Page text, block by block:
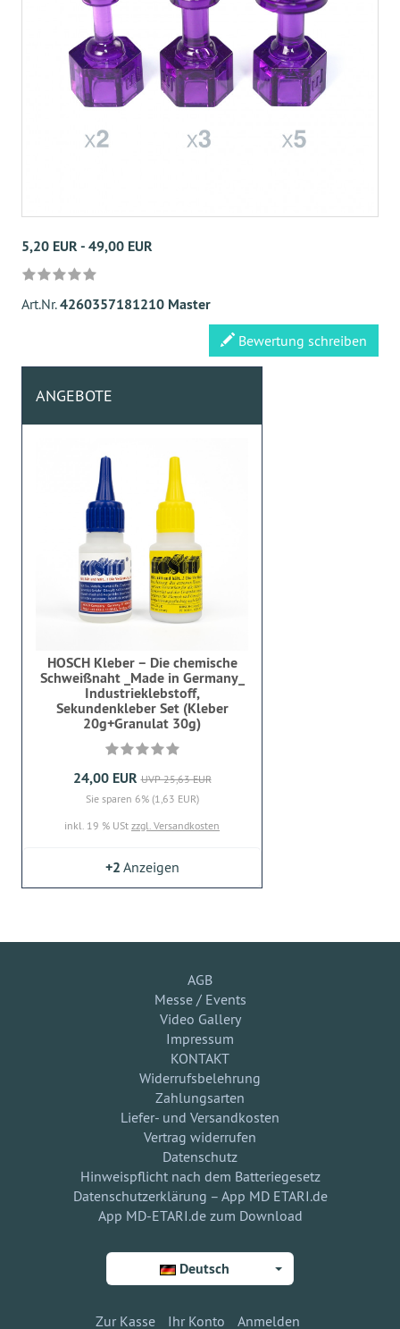
5,20 EUR - 49,00 EUR
Art.Nr.4260357181210 Master
Bewertung schreiben
ANGEBOTE
HOSCH Kleber – Die chemische
Schweißnaht _Made in Germany_
Industrieklebstoff,
Sekundenkleber Set (Kleber
20g+Granulat 30g)
24,00 EUR UVP 25,63 EUR
Sie sparen 6% (1,63 EUR)
inkl. 19 % USt zzgl. Versandkosten
+2 Anzeigen
AGB
Messe / Events
Video Gallery
Impressum
KONTAKT
Widerrufsbelehrung
Zahlungsarten
Liefer- und Versandkosten
Vertrag widerrufen
Datenschutz
Hinweispflicht nach dem Batteriegesetz
Datenschutzerklärung – App MD ETARI.de
App MD-ETARI.de zum Download
Deutsch
Zur Kasse Ihr Konto Anmelden